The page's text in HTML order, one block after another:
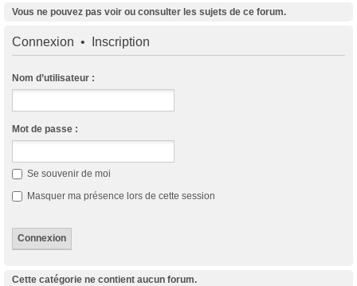
Vous ne pouvez pas voir ou consulter les sujets de ce forum.
Connexion • Inscription
Nom d’utilisateur :
Mot de passe :
Se souvenir de moi
Masquer ma présence lors de cette session
Cette catégorie ne contient aucun forum.